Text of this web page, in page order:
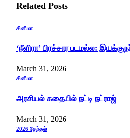
Related Posts
சினிமா
‘நீளிரா’ பிரச்சார படமல்ல:
March 31, 2026
சினிமா
அரசியல் கதையில் நட்டி நட்ராஜ்
March 31, 2026
2026 தேர்தல்